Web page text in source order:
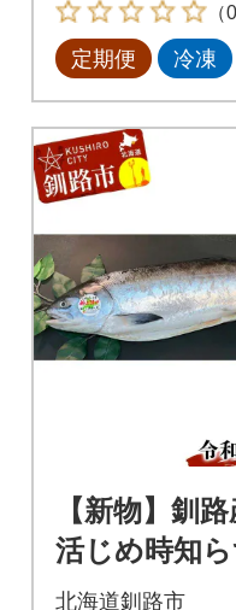
（0
定期便 冷凍
【新物】釧
活じめ時知
身) 鮭 トキシ
北海道釧路市